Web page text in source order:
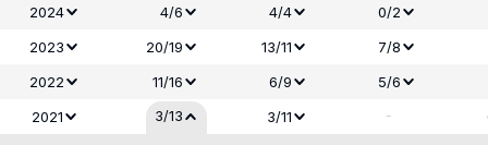
2024 4/6 4/4
0/2
2023
20/19 13/11
7/8
2022
11/16 6/9
5/6
2021
3/13 3/11 -